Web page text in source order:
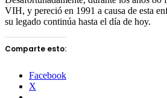
VIH, y pereció en 1991 a causa de esta
su legado continúa hasta el día de hoy.
Comparte esto:
Facebook
X